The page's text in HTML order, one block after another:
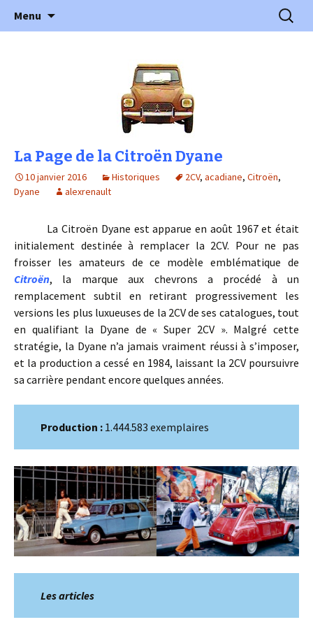
l'Automobile Ancienne
l'automobile ancienne : articles, historiques
…
Menu
La Page de la Citroën Dyane
10 janvier 2016 Historiques 2CV, acadiane, Citroën,
Dyane
alexrenault
La Citroën Dyane est apparue en août 1967 et était
initialement destinée à remplacer la 2CV. Pour ne pas
froisser les amateurs de ce modèle emblématique de
Citroën, la marque aux chevrons a procédé à un
remplacement subtil en retirant progressivement les
versions les plus luxueuses de la 2CV de ses catalogues, tout
en qualifiant la Dyane de « Super 2CV ». Malgré cette
stratégie, la Dyane n’a jamais vraiment réussi à s’imposer,
et la production a cessé en 1984, laissant la 2CV poursuivre
sa carrière pendant encore quelques années.
Production : 1.444.583 exemplaires
Les articles